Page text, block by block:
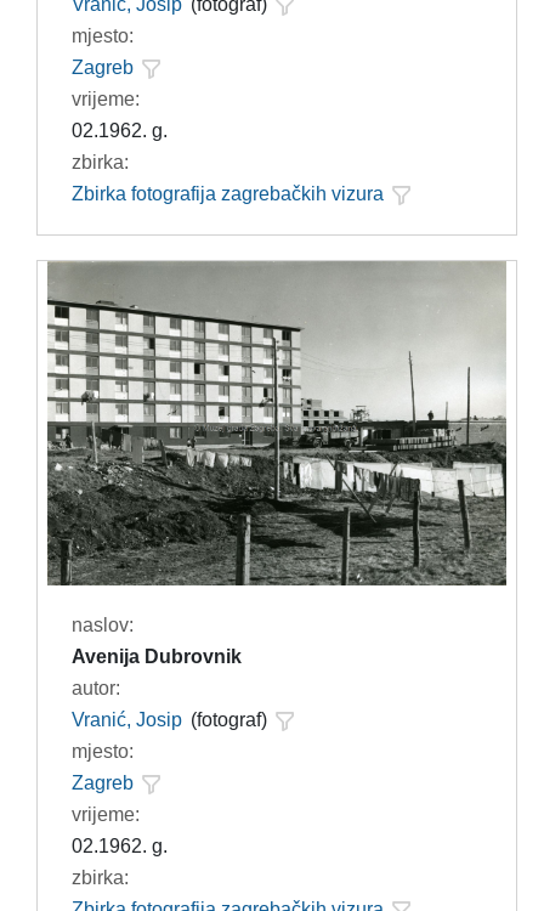
Vranić, Josip (fotograf)
mjesto:
Zagreb
vrijeme:
02.1962. g.
zbirka:
Zbirka fotografija zagrebačkih vizura
naslov:
Avenija Dubrovnik
autor:
Vranić, Josip (fotograf)
mjesto:
Zagreb
vrijeme:
02.1962. g.
zbirka: